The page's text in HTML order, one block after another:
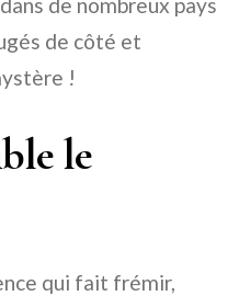
de côté et
!
le
qui fait frémir,